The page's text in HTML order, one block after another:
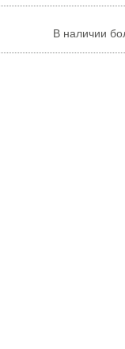
В наличии